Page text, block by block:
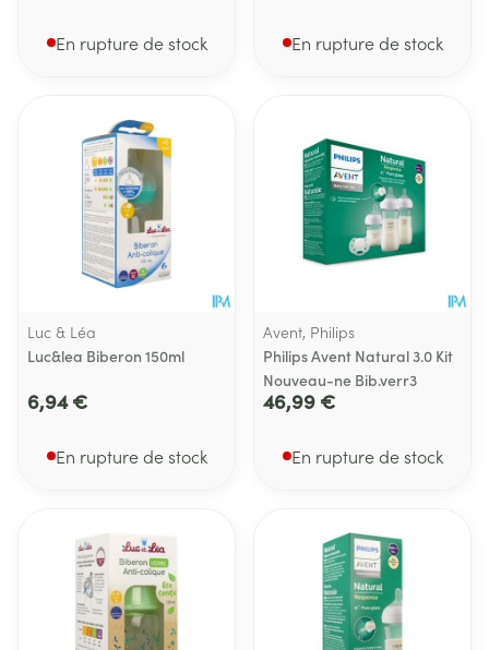
En rupture de stock En rupture de stock
Luc & Léa
Luc&lea Biberon 150ml
6,94 €
En rupture de stock
Avent, Philips
Philips Avent Natural 3.0 Kit
Nouveau-ne Bib.verr3
46,99 €
En rupture de stock